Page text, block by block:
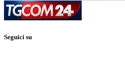
Seguici su